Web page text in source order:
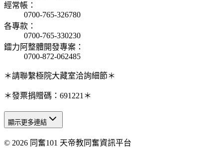
經常帳 ：
0700-765-326780
各專款 ：
0700-765-330230
鐳力阿整體開發專案 ：
0700-872-062485
＊請聯繫極院大藏室洽詢細節＊
＊發票捐贈碼：691221＊
天人研究總院
顯示更多連結
© 2026 同奮101 天帝教同奮資訊平台